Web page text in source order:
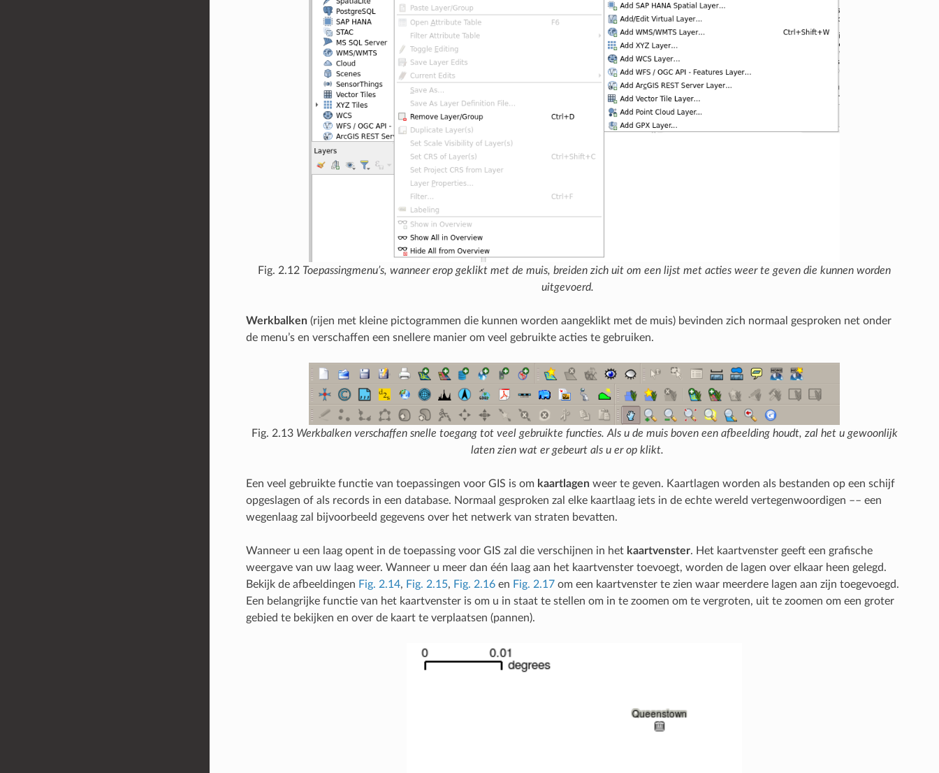
Fig. 2.12 Toepassingmenu’s, wanneer erop geklikt met de muis, breiden zich uit om een lijst met acties weer te geven die kunnen worden
uitgevoerd.
Werkbalken(rijen met kleine pictogrammen die kunnen worden aangeklikt met de muis) bevinden zich normaal gesproken net onder
de menu’s en verschaffen een snellere manier om veel gebruikte acties te gebruiken.
Fig. 2.13 Werkbalken verschaffen snelle toegang tot veel gebruikte functies. Als u de muis boven een afbeelding houdt, zal het u gewoonlijk
laten zien wat er gebeurt als u er op klikt.
Een veel gebruikte functie van toepassingen voor GIS is om kaartlagenweer te geven. Kaartlagen worden als bestanden op een schijf
opgeslagen of als records in een database. Normaal gesproken zal elke kaartlaag iets in de echte wereld vertegenwoordigen –– een
wegenlaag zal bijvoorbeeld gegevens over het netwerk van straten bevatten.
Wanneer u een laag opent in de toepassing voor GIS zal die verschijnen in het kaartvenster. Het kaartvenster geeft een grafische
weergave van uw laag weer. Wanneer u meer dan één laag aan het kaartvenster toevoegt, worden de lagen over elkaar heen gelegd.
Bekijk de afbeeldingen Fig. 2.14, Fig. 2.15, Fig. 2.16en Fig. 2.17om een kaartvenster te zien waar meerdere lagen aan zijn toegevoegd.
Een belangrijke functie van het kaartvenster is om u in staat te stellen om in te zoomen om te vergroten, uit te zoomen om een groter
gebied te bekijken en over de kaart te verplaatsen (pannen).